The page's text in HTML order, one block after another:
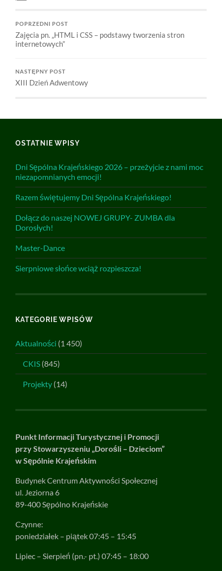
POPRZEDNI POST
Zajęcia pn. „HTML i CSS – podstawy tworzenia stron
internetowych”
NASTĘPNY POST
XIII Dzień Adwentowy
OSTATNIE WPISY
Dni Sępólna Krajeńskiego 2026 – przeżyjcie z nami moc
niezapomnianych emocji!
Razem świętujemy Dni Sępólna Krajeńskiego!
Dołącz do naszej NOWEJ GRUPY- ZUMBA dla
Dorosłych!
Master-Dance
Sierpniowe słońce wciąż rozpieszcza!
KATEGORIE WPISÓW
Aktualności (1 450)
CKIS (845)
Projekty (14)
Punkt Informacji Turystycznej i Promocji
przy Stowarzyszeniu „Dorośli – Dzieciom”
w Sępólnie Krajeńskim
Budynek Centrum Aktywności Społecznej
ul. Jeziorna 6
89-400 Sępólno Krajeńskie
Czynne:
poniedziałek – piątek 07:45 – 15:45
Lipiec – Sierpień (pn.- pt.) 07:45 – 18:00